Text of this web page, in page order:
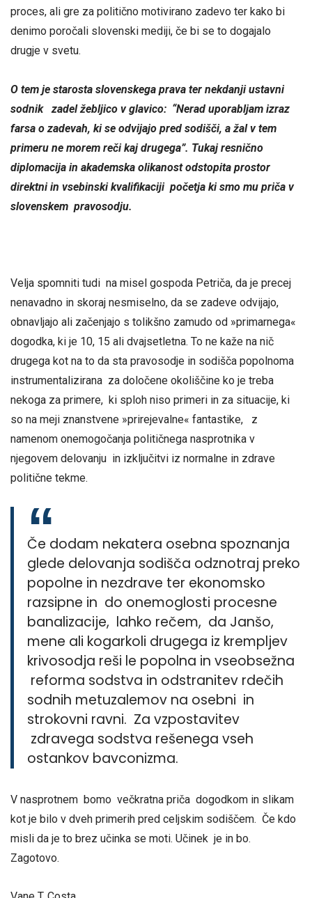
proces, ali gre za politično motivirano zadevo ter kako bi
denimo poročali slovenski mediji, če bi se to dogajalo
drugje v svetu.
O tem je starosta slovenskega prava ter nekdanji ustavni
sodnik zadel žebljico v glavico: “Nerad uporabljam izraz
farsa o zadevah, ki se odvijajo pred sodišči, a žal v tem
primeru ne morem reči kaj drugega”. Tukaj resnično
diplomacija in akademska olikanost odstopita prostor
direktni in vsebinski kvalifikaciji početja ki smo mu priča v
slovenskem pravosodju.
Velja spomniti tudi na misel gospoda Petriča, da je precej
nenavadno in skoraj nesmiselno, da se zadeve odvijajo,
obnavljajo ali začenjajo s tolikšno zamudo od »primarnega«
dogodka, ki je 10, 15 ali dvajsetletna. To ne kaže na nič
drugega kot na to da sta pravosodje in sodišča popolnoma
instrumentalizirana za določene okoliščine ko je treba
nekoga za primere, ki sploh niso primeri in za situacije, ki
so na meji znanstvene »prirejevalne« fantastike, z
namenom onemogočanja političnega nasprotnika v
njegovem delovanju in izključitvi iz normalne in zdrave
politične tekme.
Če dodam nekatera osebna spoznanja
glede delovanja sodišča odznotraj preko
popolne in nezdrave ter ekonomsko
razsipne in do onemoglosti procesne
banalizacije, lahko rečem, da Janšo,
mene ali kogarkoli drugega iz krempljev
krivosodja reši le popolna in vseobsežna
reforma sodstva in odstranitev rdečih
sodnih metuzalemov na osebni in
strokovni ravni. Za vzpostavitev
zdravega sodstva rešenega vseh
ostankov bavconizma.
V nasprotnem bomo večkratna priča dogodkom in slikam
kot je bilo v dveh primerih pred celjskim sodiščem. Če kdo
misli da je to brez učinka se moti. Učinek je in bo.
Zagotovo.